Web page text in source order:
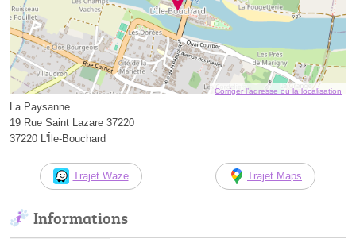
Corriger l’adresse ou la localisation
La Paysanne
19 Rue Saint Lazare 37220
37220 L'Île-Bouchard
Trajet Waze Trajet Maps
Informations